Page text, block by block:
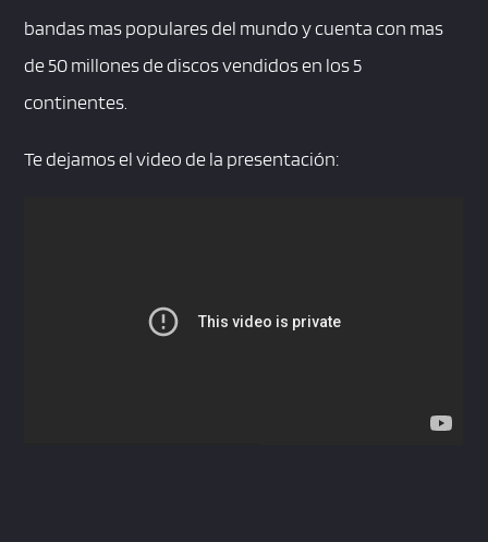
bandas mas populares del mundo y cuenta con mas
de 50 millones de discos vendidos en los 5
continentes.
Te dejamos el video de la presentación: